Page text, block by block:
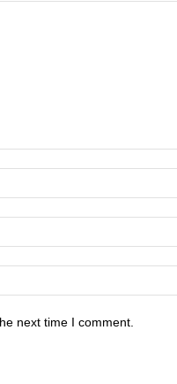
next time I comment.